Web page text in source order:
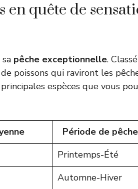
quête de
pêche exceptionnelle.
poissons qui raviront les
espèces que vous
Période de
Printemps-Été
Automne-Hiver